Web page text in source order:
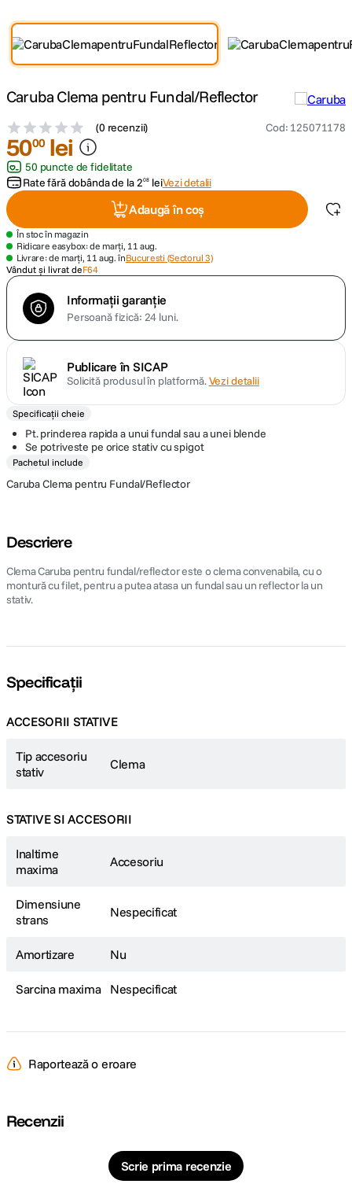
Caruba Clema pentru Fundal/Reflector
(0 recenzii) Cod: 125071178
5000 lei
50 puncte de fidelitate
Rate fără dobânda de la208 leiVezi detalii
Adaugă în coș
În stoc în magazin
Ridicare easybox: de marți, 11 aug.
Livrare: de marți, 11 aug. înBucuresti (Sectorul 3)
Vândut și livrat deF64
Informații garanție
Persoană fizică: 24 luni.
Publicare în SICAP
Solicită produsul în platformă.Vezi detalii
Specificații cheie
Pt. prinderea rapida a unui fundal sau a unei blende
Se potriveste pe orice stativ cu spigot
Pachetul include
Caruba Clema pentru Fundal/Reflector
Descriere
Clema Caruba pentru fundal/reflector este o clema convenabila, cu o
montură cu filet, pentru a putea atasa un fundal sau un reflector la un
stativ.
Specificații
ACCESORII STATIVE
Tip accesoriu
stativ
Clema
STATIVE SI ACCESORII
Inaltime
maxima
Accesoriu
Dimensiune
strans
Nespecificat
Amortizare Nu
Sarcina maxima Nespecificat
Raportează o eroare
Recenzii
Scrie prima recenzie